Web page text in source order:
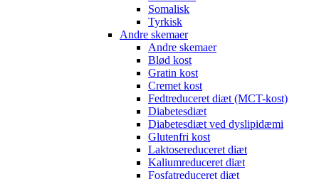
Somalisk
Tyrkisk
Andre skemaer
Andre skemaer
Blød kost
Gratin kost
Cremet kost
Fedtreduceret diæt (MCT-kost)
Diabetesdiæt
Diabetesdiæt ved dyslipidæmi
Glutenfri kost
Laktosereduceret diæt
Kaliumreduceret diæt
Fosfatreduceret diæt